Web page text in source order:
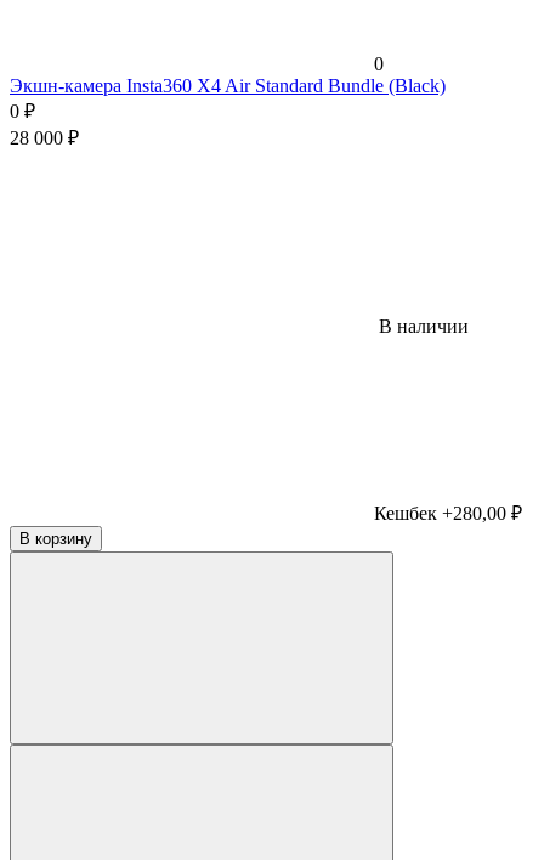
0
Экшн-камера Insta360 X4 Air Standard Bundle (Black)
0 ₽
28 000 ₽
В наличии
Кешбек +280,00 ₽
В корзину